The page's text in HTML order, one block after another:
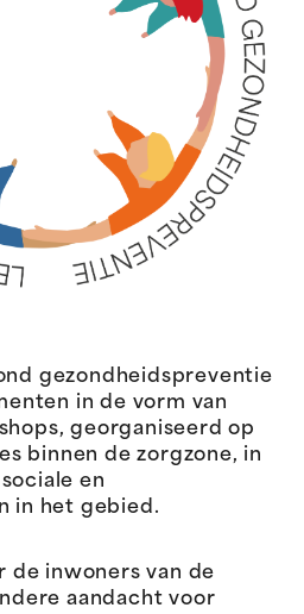
gezondheidspreventie
in de vorm van
georganiseerd op
binnen de zorgzone, in
en
in het gebied.
de inwoners van de
aandacht voor